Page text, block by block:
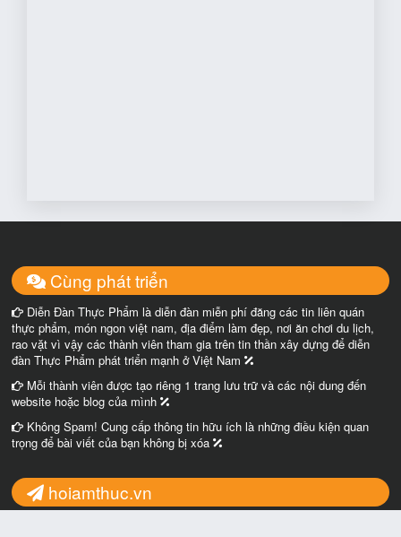
Cùng phát triển
Diễn Đàn Thực Phẩm là diễn đàn miễn phí đăng các tin liên quán
thực phẩm, món ngon việt nam, địa điểm làm đẹp, nơi ăn chơi du lịch,
rao vặt vì vậy các thành viên tham gia trên tin thần xây dựng để diễn
đàn Thực Phẩm phát triển mạnh ở Việt Nam
Mỗi thành viên được tạo riêng 1 trang lưu trữ và các nội dung đến
website hoặc blog của mình
Không Spam! Cung cấp thông tin hữu ích là những điều kiện quan
trọng để bài viết của bạn không bị xóa
hoiamthuc.vn